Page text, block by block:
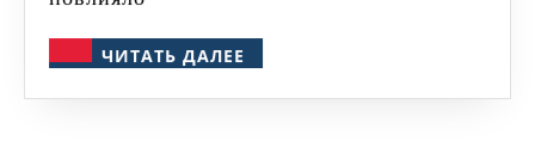
успехи
русских
ЧИТАТЬ ДАЛЕЕ
ДАЛЕЕ